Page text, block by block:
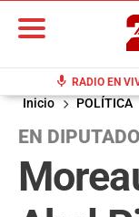
mic RADIO EN
Inicio POLÍTICA
EN